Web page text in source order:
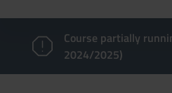
Course partially
2024/2025)